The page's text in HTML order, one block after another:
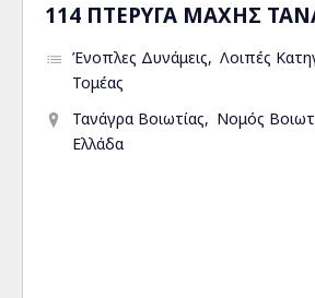
114 ΠΤΕΡΥΓΑ ΜΑΧΗΣ
Ένοπλες Δυνάμεις Λοιπές
Τομέας
Τανάγρα Βοιωτίας
Νομός
Ελλάδα